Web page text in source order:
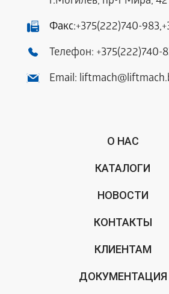
Факс:+375(222)740-983,
Телефон: +375(222)740-
Email:
О НАС
КАТАЛОГИ
НОВОСТИ
КОНТАКТЫ
КЛИЕНТАМ
ДОКУМЕНТАЦИЯ